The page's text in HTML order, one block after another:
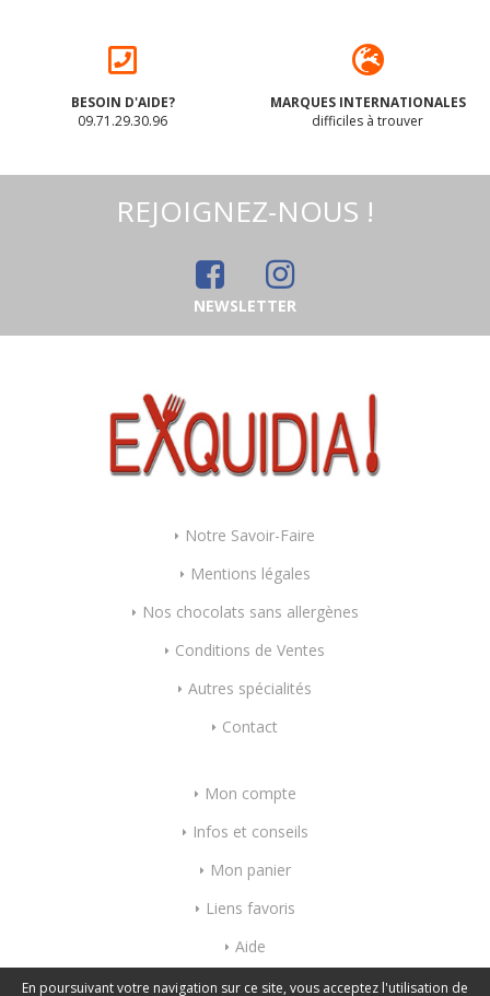
BESOIN D'AIDE?
09.71.29.30.96
MARQUES INTERNATIONALES
difficiles à trouver
REJOIGNEZ-NOUS !
NEWSLETTER
Notre Savoir-Faire
Mentions légales
Nos chocolats sans allergènes
Conditions de Ventes
Autres spécialités
Contact
Mon compte
Infos et conseils
Mon panier
Liens favoris
Aide
Index mots-clés
En poursuivant votre navigation sur ce site, vous acceptez l'utilisation de